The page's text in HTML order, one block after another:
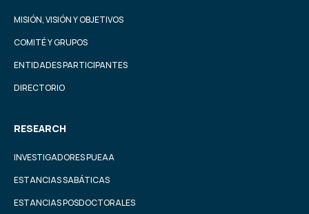
MISIÓN, VISIÓN Y OBJETIVOS
COMITÉ Y GRUPOS
ENTIDADES PARTICIPANTES
DIRECTORIO
RESEARCH
INVESTIGADORES PUEAA
ESTANCIAS SABÁTICAS
ESTANCIAS POSDOCTORALES